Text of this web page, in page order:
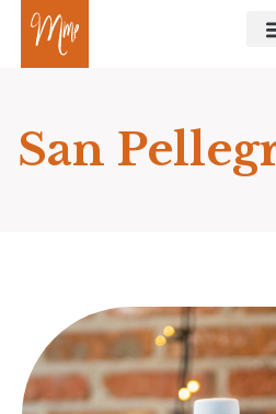
San